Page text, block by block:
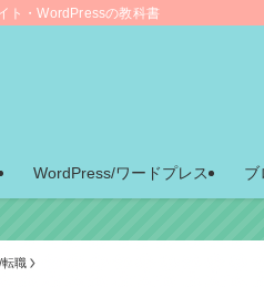
ト・WordPressの教科書
WordPress/ワードプレス ブ
職